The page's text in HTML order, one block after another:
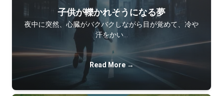
子供が轢かれそうになる夢
夜中に突然、心臓がバクバクしながら目が覚めて、冷や
汗をかい…
Read More →